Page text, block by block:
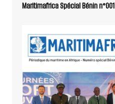
Maritimafrica Spécial Bénin n°001